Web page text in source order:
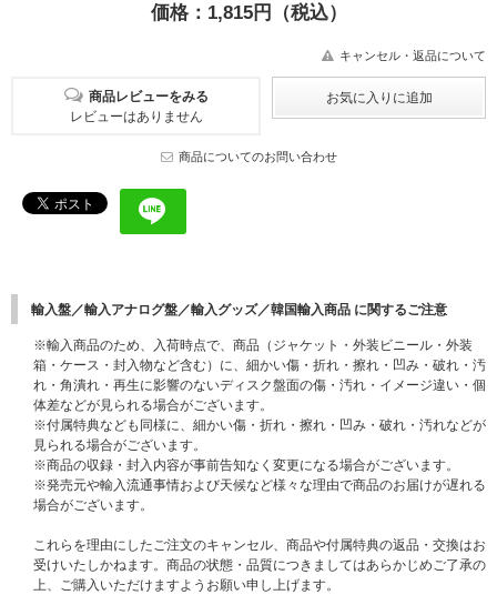
価格：1,815円（税込）
キャンセル・返品について
商品レビューをみる
レビューはありません
商品についてのお問い合わせ
輸入盤／輸入アナログ盤／輸入グッズ／韓国輸入商品 に関するご注意
※輸入商品のため、入荷時点で、商品（ジャケット・外装ビニール・外装
箱・ケース・封入物など含む）に、細かい傷・折れ・擦れ・凹み・破れ・汚
れ・角潰れ・再生に影響のないディスク盤面の傷・汚れ・イメージ違い・個
体差などが見られる場合がございます。
※付属特典なども同様に、細かい傷・折れ・擦れ・凹み・破れ・汚れなどが
見られる場合がございます。
※商品の収録・封入内容が事前告知なく変更になる場合がございます。
※発売元や輸入流通事情および天候など様々な理由で商品のお届けが遅れる
場合がございます。
これらを理由にしたご注文のキャンセル、商品や付属特典の返品・交換はお
受けいたしかねます。商品の状態・品質につきましてはあらかじめご了承の
上、ご購入いただけますようお願い申し上げます。